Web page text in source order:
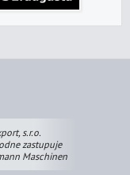
s.r.o.
zastupuje
Maschinen